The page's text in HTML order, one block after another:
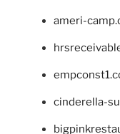
ameri-
cinderella-